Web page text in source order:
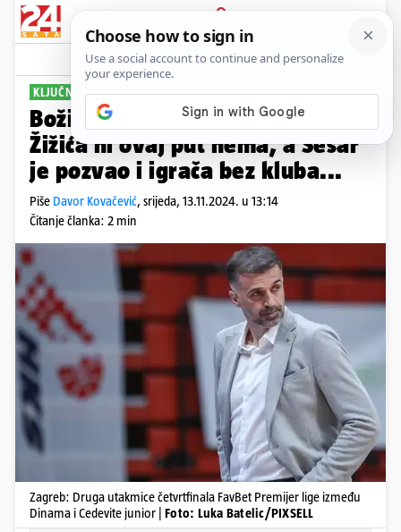
PRIJAVA
Sport Komentari
KLJUČNE UTAKMICE S BIH
Božić opet na popisu Hrvatske,
Žižića ni ovaj put nema, a Sesar
je pozvao i igrača bez kluba...
Piše Davor Kovačević, srijeda, 13.11.2024. u 13:14
Čitanje članka: 2 min
Zagreb: Druga utakmice četvrtfinala FavBet Premijer lige između
Dinama i Cedevite junior | Foto: Luka Batelic/PIXSELL